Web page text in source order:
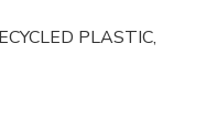
PLASTIC,